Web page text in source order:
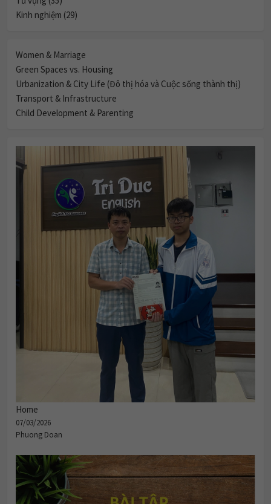
Kinh nghiệm (29)
Women & Marriage
Green Spaces vs. Housing
Urbanization & City Life (Đô thị hóa và Cuộc sống thành thị)
Transport & Infrastructure
Child Development & Parenting
Home
07/03/2026
Phuong Doan